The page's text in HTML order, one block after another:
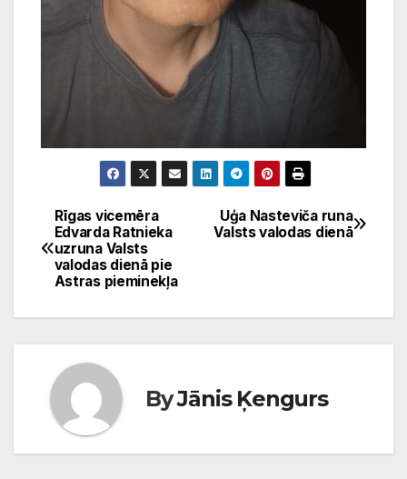
Ziņu
izvēlne
Uģa Nasteviča runa
Valsts valodas dienā
Rīgas vicemēra
Edvarda Ratnieka
uzruna Valsts
valodas dienā pie
Astras pieminekļa
ByJānis Ķengurs